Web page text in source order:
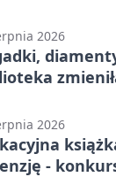
2026
2026
-